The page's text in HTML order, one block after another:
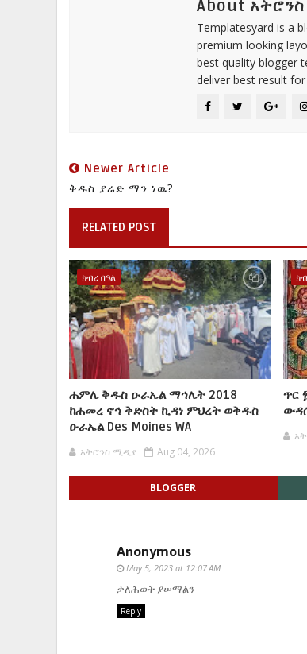
About
Templatesyard is a
premium looking
best quality blogger
deliver best result
Newer Article
ቅዱስ ያሬድ ማን ነዉ?
RELATED POST
ክብረ በዓል
ሐምሌ ቅዱስ ዑራኤል ማኅሌት 2018
ከሐመረ ኖኅ ቅድስት ኪዳነ ምህረት ወቅዱስ
ዑራኤል Des Moines WA
አትሮንስ ሚዲያ Aug 04, 2026
ጥር
BLOGGER
Anonymous
May 5, 2023 at 12:07 AM
ቃለሕወት ያሠማልን
Reply